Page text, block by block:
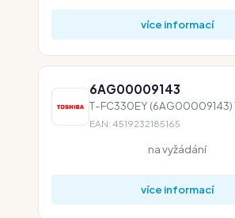
více informací
6AG00009143
T-FC330EY (6AG00009143)
EAN: 4519232185165
na vyžádání
více informací